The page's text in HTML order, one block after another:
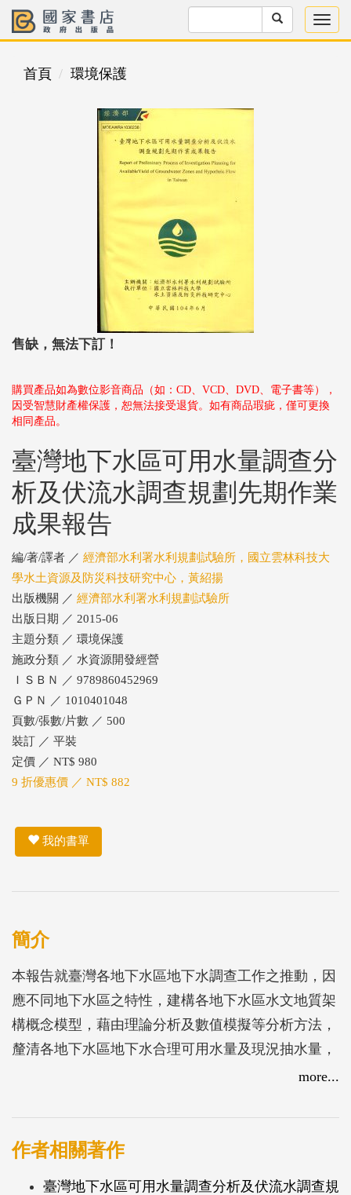
首頁 環境保護
售缺，無法下訂！
購買產品如為數位影音商品（如：CD、VCD、DVD、電子書等），
因受智慧財產權保護，恕無法接受退貨。如有商品瑕疵，僅可更換
相同產品。
臺灣地下水區可用水量調查分
析及伏流水調查規劃先期作業
成果報告
編/著/譯者 ／ 經濟部水利署水利規劃試驗所，國立雲林科技大
學水土資源及防災科技研究中心，黃紹揚
出版機關 ／ 經濟部水利署水利規劃試驗所
出版日期 ／ 2015-06
主題分類 ／ 環境保護
施政分類 ／ 水資源開發經營
ＩＳＢＮ ／ 9789860452969
ＧＰＮ ／ 1010401048
頁數/張數/片數 ／ 500
裝訂 ／ 平裝
定價 ／ NT$ 980
9 折優惠價 ／ NT$ 882
我的書單
簡介
本報告就臺灣各地下水區地下水調查工作之推動，因
應不同地下水區之特性，建構各地下水區水文地質架
構概念模型，藉由理論分析及數值模擬等分析方法，
釐清各地下水區地下水合理可用水量及現況抽水量，
並探討其時空分布，提供各地下水區地下水資源具科
動，以達到地下水資源永續利用之目標。
more...
作者相關著作
臺灣地下水區可用水量調查分析及伏流水調查規